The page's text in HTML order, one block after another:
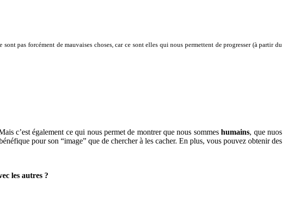
pas forcément de mauvaises choses, car ce sont elles qui nous permettent de progresser (à partir du
c’est également ce qui nous permet de montrer que nous sommeshumains, que nuos
pour son “image” que de chercher à les cacher. En plus, vous pouvez obtenir des
les autres ?